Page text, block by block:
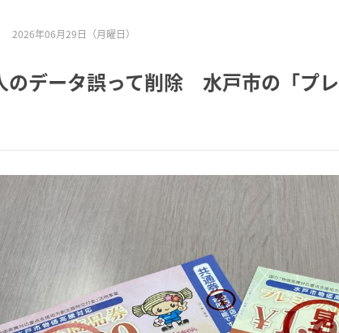
2026年06月29日（月曜日）
のデータ誤って削除 水戸市の「プ